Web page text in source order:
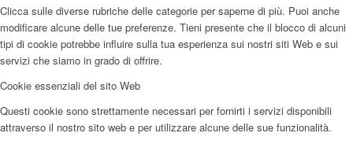
Clicca sulle diverse rubriche delle categorie per saperne di più. Puoi anche
modificare alcune delle tue preferenze. Tieni presente che il blocco di alcuni
tipi di cookie potrebbe influire sulla tua esperienza sui nostri siti Web e sui
servizi che siamo in grado di offrire.
Cookie essenziali del sito Web
Questi cookie sono strettamente necessari per fornirti i servizi disponibili
attraverso il nostro sito web e per utilizzare alcune delle sue funzionalità.